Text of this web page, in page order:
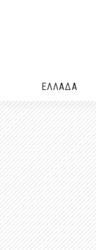
ΕΛΛΑΔA